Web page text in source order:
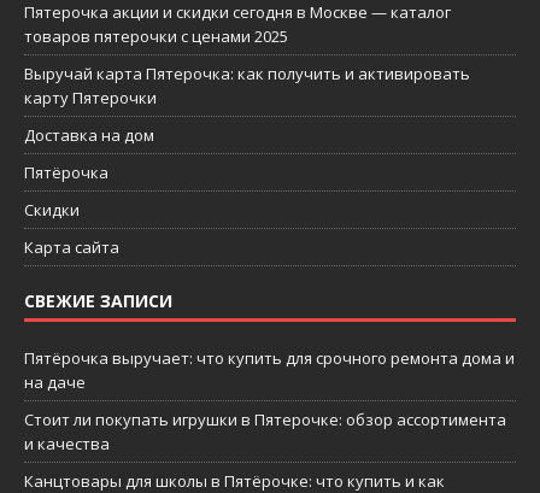
Пятерочка акции и скидки сегодня в Москве — каталог
товаров пятерочки с ценами 2025
Выручай карта Пятерочка: как получить и активировать
карту Пятерочки
Доставка на дом
Пятёрочка
Скидки
Карта сайта
СВЕЖИЕ ЗАПИСИ
Пятёрочка выручает: что купить для срочного ремонта дома и
на даче
Стоит ли покупать игрушки в Пятерочке: обзор ассортимента
и качества
Канцтовары для школы в Пятёрочке: что купить и как